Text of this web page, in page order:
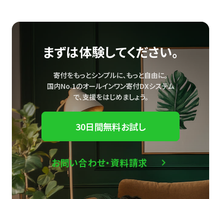
まずは体験してください。
寄付をもっとシンプルに、もっと自由に。
国内No.1のオールインワン寄付DXシステム
で、支援をはじめましょう。
30日間無料お試し
お問い合わせ・資料請求